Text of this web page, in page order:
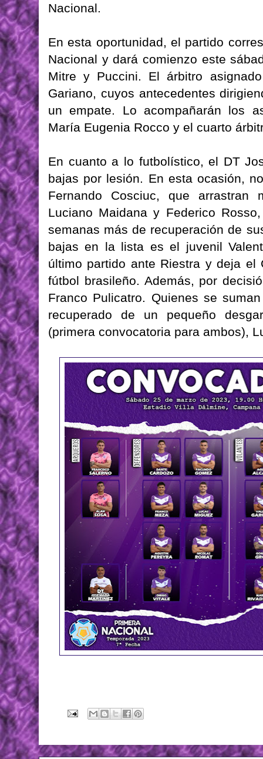
Nacional.
En esta oportunidad, el partido
Nacional y dará comienzo este
Mitre y Puccini. El árbitro
Gariano, cuyos antecedentes
un empate. Lo acompañarán los
María Eugenia Rocco y el cuarto
En cuanto a lo futbolístico, el DT
bajas por lesión. En esta ocasión,
Fernando Cosciuc, que
Luciano Maidana y Federico
semanas más de recuperación de
bajas en la lista es el juvenil
último partido ante Riestra y deja
fútbol brasileño. Además, por
Franco Pulicatro. Quienes se
recuperado de un pequeño
(primera convocatoria para ambos),